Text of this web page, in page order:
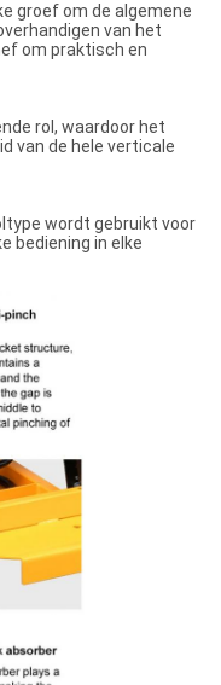
groef om de algemene
van het
om praktisch en
rol, waardoor het
van de hele verticale
wordt gebruikt voor
bediening in elke